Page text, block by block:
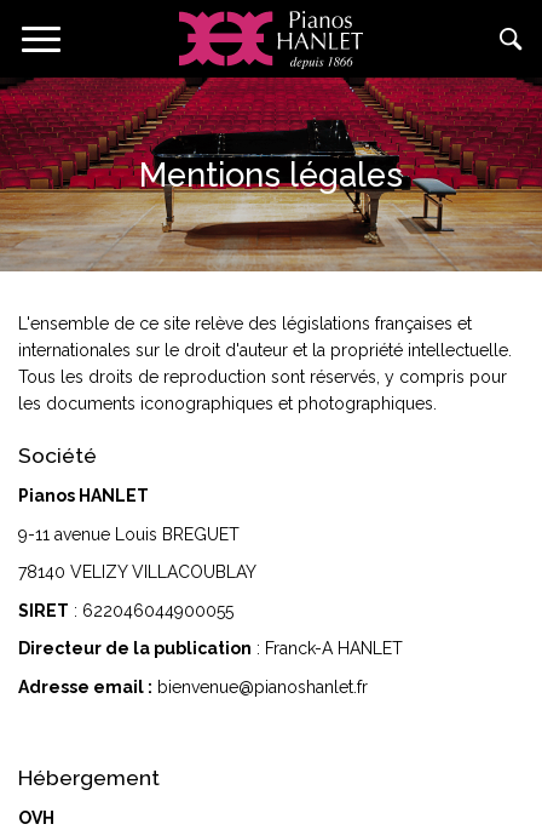
principal
Toggle
Mentions légales
L'ensemble de ce site relève des législations françaises et
internationales sur le droit d'auteur et la propriété intellectuelle.
Tous les droits de reproduction sont réservés, y compris pour
les documents iconographiques et photographiques.
Société
Pianos HANLET
9-11 avenue Louis BREGUET
78140 VELIZY VILLACOUBLAY
SIRET : 622046044900055
Directeur de la publication : Franck-A HANLET
Adresse email : bienvenue@pianoshanlet.fr
Hébergement
OVH